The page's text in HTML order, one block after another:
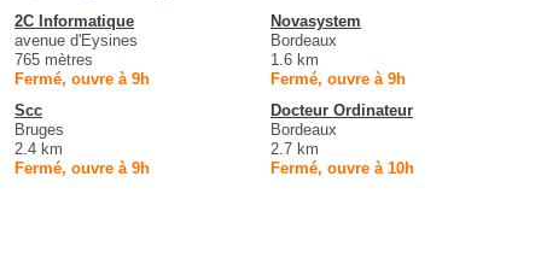
2C Informatique
avenue d'Eysines
765 mètres
Fermé, ouvre à 9h
Novasystem
Bordeaux
1.6 km
Fermé, ouvre à 9h
Scc
Bruges
2.4 km
Fermé, ouvre à 9h
Docteur Ordinateur
Bordeaux
2.7 km
Fermé, ouvre à 10h